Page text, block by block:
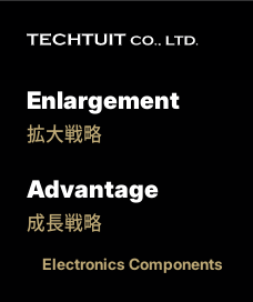
Enlargement
拡大戦略
Advantage
成長戦略
Electronics Components